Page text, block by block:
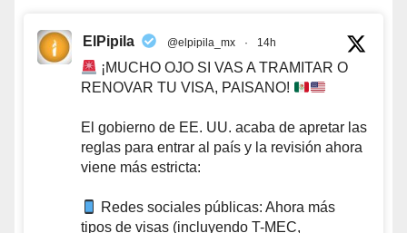
ElPipila @elpipila_mx · 14h
¡MUCHO OJO SI VAS A TRAMITAR O
RENOVAR TU VISA, PAISANO!
El gobierno de EE. UU. acaba de apretar las
reglas para entrar al país y la revisión ahora
viene más estricta:
Redes sociales públicas: Ahora más
tipos de visas (incluyendo T-MEC,